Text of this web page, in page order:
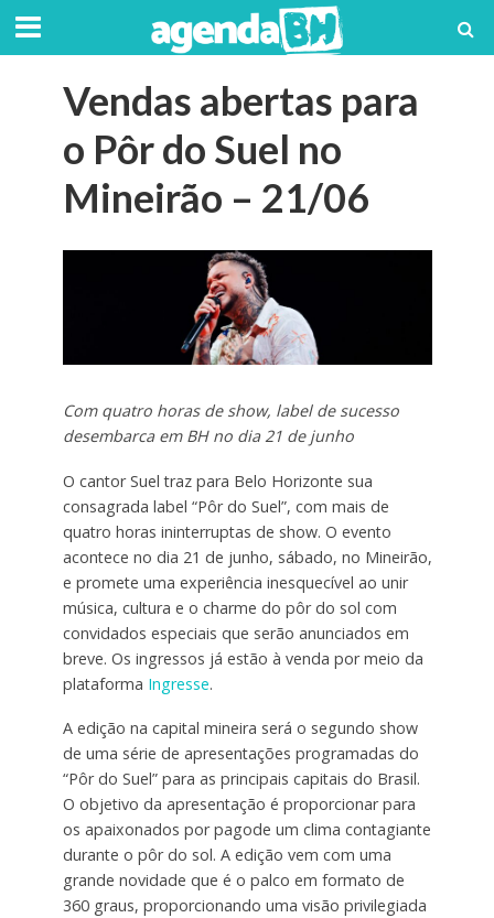
Vendas abertas para
o Pôr do Suel no
Mineirão – 21/06
Com quatro horas de show, label de sucesso
desembarca em BH no dia 21 de junho
O cantor Suel traz para Belo Horizonte sua
consagrada label “Pôr do Suel”, com mais de
quatro horas ininterruptas de show. O evento
acontece no dia 21 de junho, sábado, no Mineirão,
e promete uma experiência inesquecível ao unir
música, cultura e o charme do pôr do sol com
convidados especiais que serão anunciados em
breve. Os ingressos já estão à venda por meio da
plataforma Ingresse.
A edição na capital mineira será o segundo show
de uma série de apresentações programadas do
“Pôr do Suel” para as principais capitais do Brasil.
O objetivo da apresentação é proporcionar para
os apaixonados por pagode um clima contagiante
durante o pôr do sol. A edição vem com uma
grande novidade que é o palco em formato de
360 graus, proporcionando uma visão privilegiada